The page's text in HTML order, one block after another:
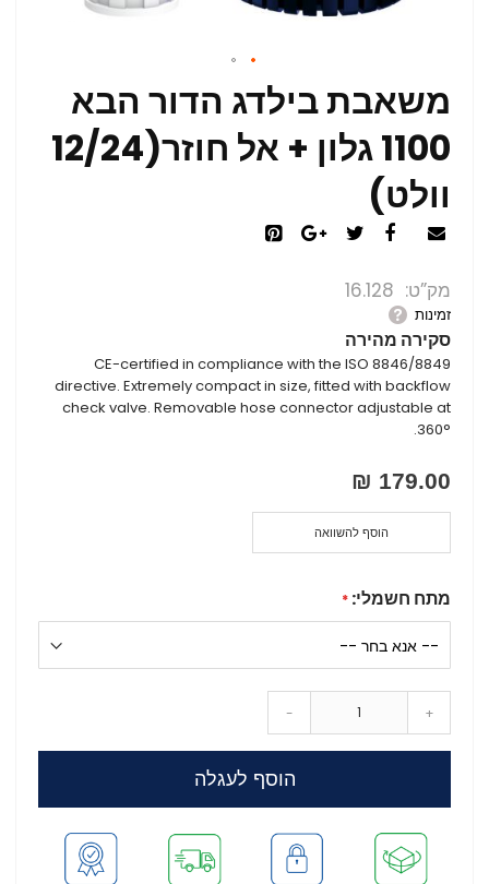
משאבת בילדג הדור הבא
1100 גלון + אל חוזר(12/24
וולט)
מק”ט 16.128
זמינות
סקירה מהירה
CE-certified in compliance with the ISO 8846/8849
directive. Extremely compact in size, fitted with backflow
check valve. Removable hose connector adjustable at
360°.
179.00 ₪
מתח חשמלי:
- +
הוסף לעגלה
הוסף להשוואה